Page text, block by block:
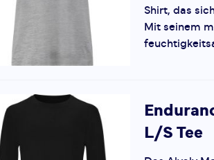
Shirt, das
Mit seinem
L/S Tee